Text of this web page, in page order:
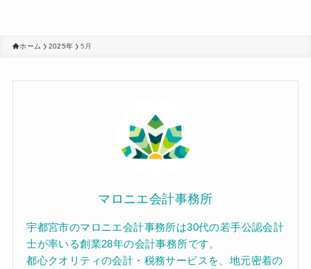
ホーム 2025年 5月
マロニエ会計事務所
宇都宮市のマロニエ会計事務所は30代の若手公認会計
士が率いる創業28年の会計事務所です。
都心クオリティの会計・税務サービスを、地元密着の